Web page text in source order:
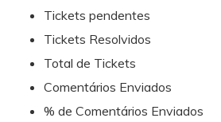
Tickets pendentes
Tickets Resolvidos
Total de Tickets
Comentários Enviados
% de Comentários Enviados